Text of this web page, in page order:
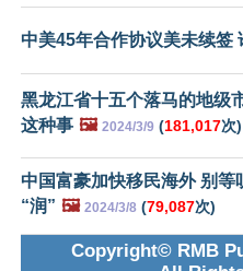
中美45年合作协议美未续签
黑龙江省十五个落马的地级
这种事 🖼️ 2024/3/9 (181,017次)
中国富豪加快移民海外 别等
“润” 🖼️ 2024/3/8 (79,087次)
Copyright© RMB